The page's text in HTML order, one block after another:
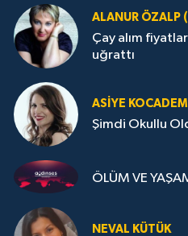
ALANUR ÖZALP
Çay alım
uğrattı
ASIYE
Şimdi Okullu
ÖLÜM VE
NEVAL KÜTÜK